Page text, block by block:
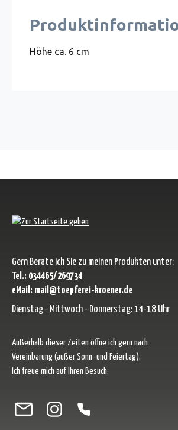
Höhe ca. 6 cm
Gern Berate ich Sie zu meinen Produkten unter:
Tel.: 034465/269734
eMail: mail@toepferei-kroener.de
Dienstag - Mittwoch - Donnerstag: 14-18 Uhr
Außerhalb dieser Zeiten öffne ich gern nach
Vereinbarung (außer Sonn- und Feiertag).
Ich freue mich auf Ihren Besuch.
Besuche uns auf Facebook – öffnet in neuem Tab
Schau auf Instagram vorbei – öffnet in
Lass dich auf Pinterest
Folge uns auf X – öffnet in